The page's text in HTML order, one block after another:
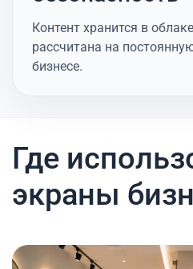
Контент хранится в
рассчитана на
бизнесе.
Где
экраны